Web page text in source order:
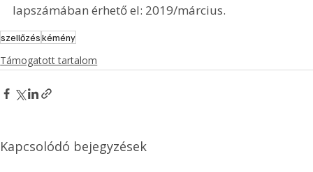
lapszámában érhető el: 2019/március.
szellőzéskémény
Támogatott tartalom
Kapcsolódó bejegyzések